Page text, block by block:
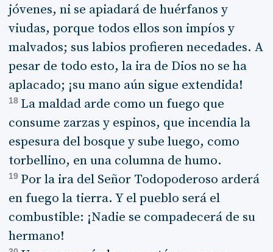
jóvenes, ni se apiadará de huérfanos y
viudas, porque todos ellos son impíos y
malvados; sus labios profieren necedades. A
pesar de todo esto, la ira de Dios no se ha
aplacado; ¡su mano aún sigue extendida!
18 La maldad arde como un fuego que
consume zarzas y espinos, que incendia la
espesura del bosque y sube luego, como
torbellino, en una columna de humo.
19 Por la ira del Señor Todopoderoso arderá
en fuego la tierra. Y el pueblo será el
combustible: ¡Nadie se compadecerá de su
hermano!